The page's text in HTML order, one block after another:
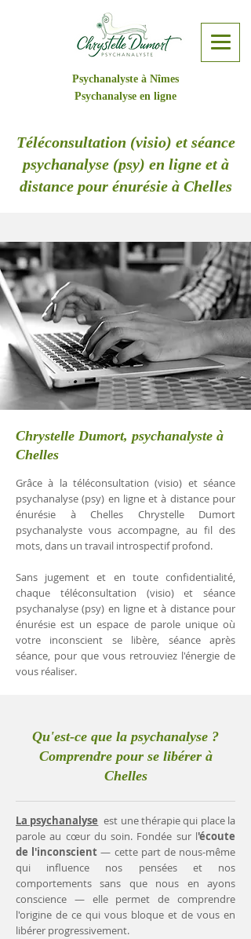
Psychanalyste à Nîmes
Psychanalyse en ligne
Téléconsultation (visio) et séance
psychanalyse (psy) en ligne et à
distance pour énurésie à Chelles
Chrystelle Dumort, psychanalyste à
Chelles
Grâce à la téléconsultation (visio) et séance
psychanalyse (psy) en ligne et à distance pour
énurésie à Chelles Chrystelle Dumort
psychanalyste vous accompagne, au fil des
mots, dans un travail introspectif profond.
Sans jugement et en toute confidentialité,
chaque téléconsultation (visio) et séance
psychanalyse (psy) en ligne et à distance pour
énurésie est un espace de parole unique où
votre inconscient se libère, séance après
séance, pour que vous retrouviez l'énergie de
vous réaliser.
Qu'est-ce que la psychanalyse ?
Comprendre pour se libérer à
Chelles
La psychanalyse est une thérapie qui place la
parole au cœur du soin. Fondée sur l'écoute
de l'inconscient— cette part de nous-même
qui influence nos pensées et nos
comportements sans que nous en ayons
conscience — elle permet de comprendre
l'origine de ce qui vous bloque et de vous en
libérer progressivement.